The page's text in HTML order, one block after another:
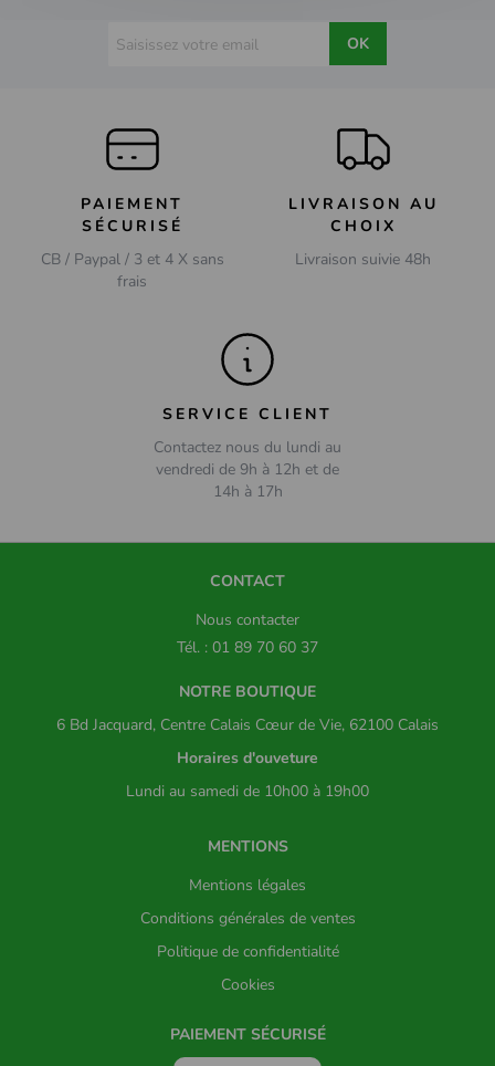
OK
PAIEMENT
SÉCURISÉ
CB / Paypal / 3 et 4 X sans
frais
LIVRAISON AU
CHOIX
Livraison suivie 48h
SERVICE CLIENT
Contactez nous du lundi au
vendredi de 9h à 12h et de
14h à 17h
CONTACT
Nous contacter
Tél. : 01 89 70 60 37
NOTRE BOUTIQUE
6 Bd Jacquard, Centre Calais Cœur de Vie, 62100 Calais
Horaires d'ouveture
Lundi au samedi de 10h00 à 19h00
MENTIONS
Mentions légales
Conditions générales de ventes
Politique de confidentialité
Cookies
PAIEMENT SÉCURISÉ